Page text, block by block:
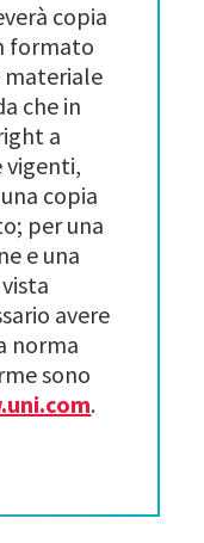
copia
formato
che in
a
copia
per una
e una
avere
norma
sono
.